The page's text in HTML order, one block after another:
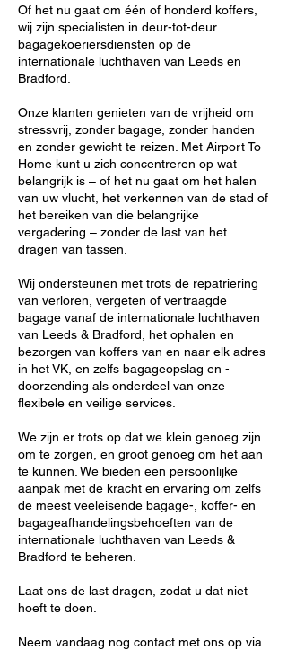
Of het nu gaat om één of honderd koffers,
wij zijn specialisten in deur-tot-deur
bagagekoeriersdiensten op de
internationale luchthaven van Leeds en
Bradford.
Onze klanten genieten van de vrijheid om
stressvrij, zonder bagage, zonder handen
en zonder gewicht te reizen. Met Airport To
Home kunt u zich concentreren op wat
belangrijk is – of het nu gaat om het halen
van uw vlucht, het verkennen van de stad of
het bereiken van die belangrijke
vergadering – zonder de last van het
dragen van tassen.
Wij ondersteunen met trots de repatriëring
van verloren, vergeten of vertraagde
bagage vanaf de internationale luchthaven
van Leeds & Bradford, het ophalen en
bezorgen van koffers van en naar elk adres
in het VK, en zelfs bagageopslag en -
doorzending als onderdeel van onze
flexibele en veilige services.
We zijn er trots op dat we klein genoeg zijn
om te zorgen, en groot genoeg om het aan
te kunnen. We bieden een persoonlijke
aanpak met de kracht en ervaring om zelfs
de meest veeleisende bagage-, koffer- en
bagageafhandelingsbehoeften van de
internationale luchthaven van Leeds &
Bradford te beheren.
Laat ons de last dragen, zodat u dat niet
hoeft te doen.
Neem vandaag nog contact met ons op via